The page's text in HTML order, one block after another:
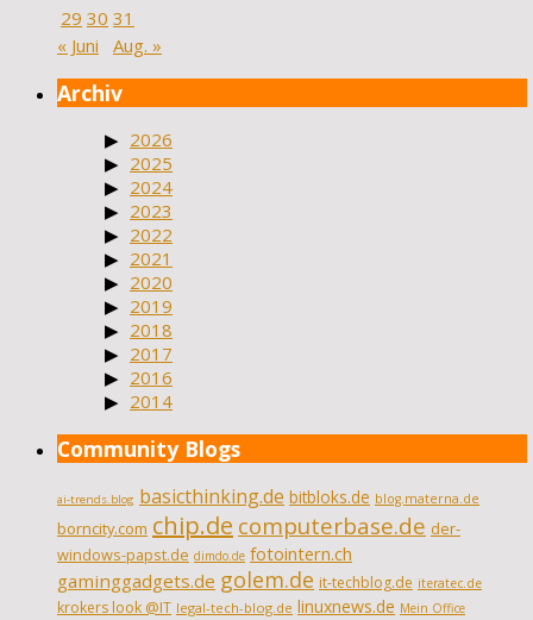
29 30 31
« Juni
Aug. »
Archiv
2026
2025
2024
2023
2022
2021
2020
2019
2018
2017
2016
2014
Community Blogs
ai-trends.blog basicthinking.de bitbloks.de blog.materna.de
borncity.com chip.de computerbase.de der-
windows-papst.de dimdo.de fotointern.ch
gaminggadgets.de golem.de it-techblog.de iteratec.de
krokers look @IT legal-tech-blog.de linuxnews.de Mein Office